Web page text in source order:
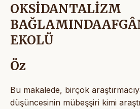
OKSİDANTALİZM
EKOLÜ
Öz
Bu makalede, birçok
düşüncesinin mübeşşiri kimi